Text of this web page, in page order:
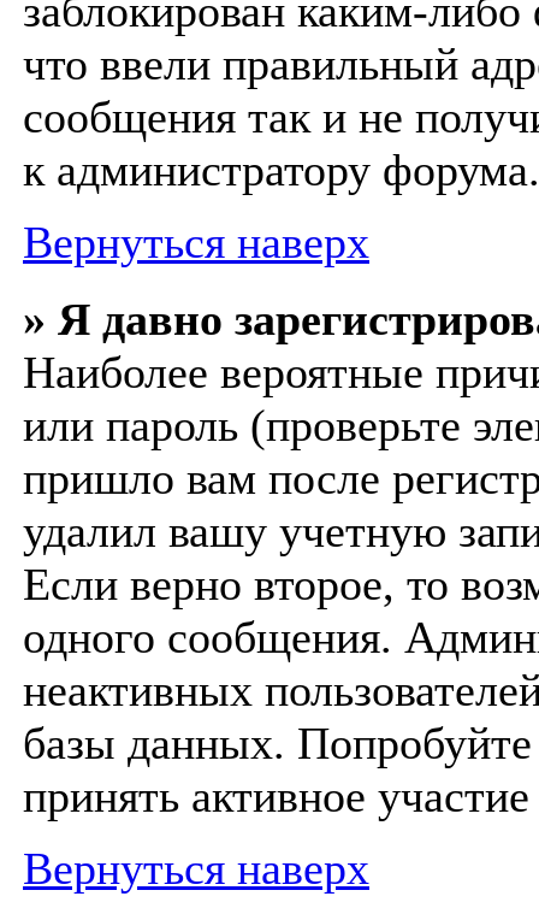
заблокирован каким-
что ввели правильный
сообщения так и не
к администратору форума.
Вернуться наверх
» Я давно
Наиболее вероятные
или пароль (проверьте
пришло вам после
удалил вашу учетную
Если верно второе, то
одного сообщения.
неактивных
базы данных. Попробуйте
принять активное
Вернуться наверх